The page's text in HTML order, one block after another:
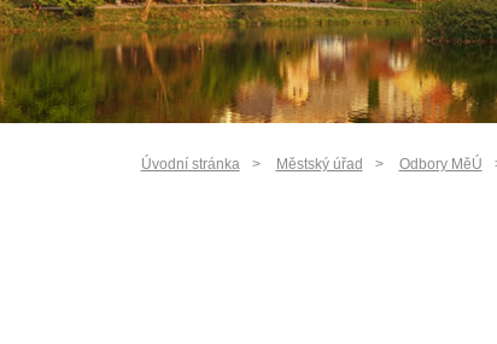
Úvodní stránka Městský úřad Odbory MěÚ